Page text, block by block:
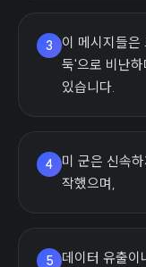
3
이 메시지들은
둑'으로 비난
있습니다.
4
미 군은 신속
작했으며,
5
데이터 유출이